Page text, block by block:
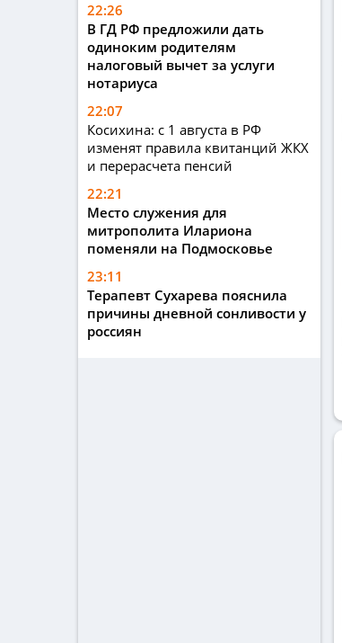
22:26
В ГД РФ предложили дать
одиноким родителям
налоговый вычет за услуги
нотариуса
22:07
Косихина: с 1 августа в РФ
изменят правила квитанций ЖКХ
и перерасчета пенсий
22:21
Место служения для
митрополита Илариона
поменяли на Подмосковье
23:11
Терапевт Сухарева пояснила
причины дневной сонливости у
россиян